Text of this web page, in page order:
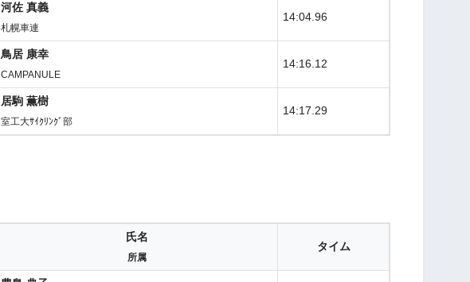
河佐 真義
札幌車連
14:04.96
鳥居 康幸
CAMPANULE
14:16.12
居駒 薫樹
室工大ｻｲｸﾘﾝｸﾞ部
14:17.29
氏名
所属
タイム